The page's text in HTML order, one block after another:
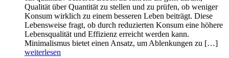
Qualität über Quantität zu stellen und zu prüfen, ob weniger
Konsum wirklich zu einem besseren Leben beiträgt. Diese
Lebensweise fragt, ob durch reduzierten Konsum eine höhere
Lebensqualität und Effizienz erreicht werden kann.
Minimalismus bietet einen Ansatz, um Ablenkungen zu […]
weiterlesen